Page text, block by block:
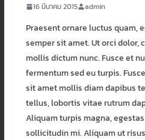
16 มีนาคม 2015 admin
Praesent ornare luctus quam,
semper sit amet. Ut orci dolor,
mollis dictum nunc. Fusce et
fermentum sed eu turpis.
sit amet mollis diam dapibus
tellus, lobortis vitae rutrum
Aliquam turpis magna,
sollicitudin mi. Aliquam ut